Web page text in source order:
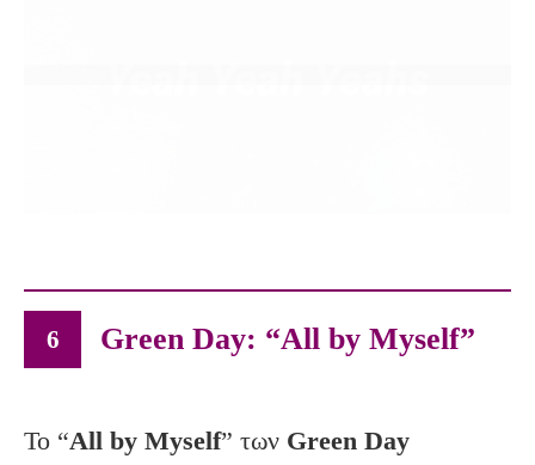
6 Green Day: “All by Myself”
Το “All by Myself” των Green Day